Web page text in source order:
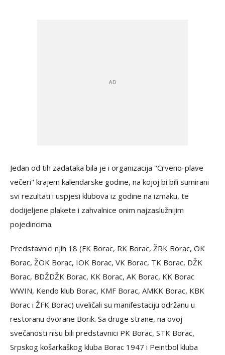
Jedan od tih zadataka bila je i organizacija "Crveno-plave
večeri" krajem kalendarske godine, na kojoj bi bili sumirani
svi rezultati i uspjesi klubova iz godine na izmaku, te
dodijeljene plakete i zahvalnice onim najzaslužnijim
pojedincima.
Predstavnici njih 18 (FK Borac, RK Borac, ŽRK Borac, OK
Borac, ŽOK Borac, IOK Borac, VK Borac, TK Borac, DŽK
Borac, BDŽDŽK Borac, KK Borac, AK Borac, KK Borac
WWIN, Kendo klub Borac, KMF Borac, AMKK Borac, KBK
Borac i ŽFK Borac) uveličali su manifestaciju održanu u
restoranu dvorane Borik. Sa druge strane, na ovoj
svečanosti nisu bili predstavnici PK Borac, STK Borac,
Srpskog košarkaškog kluba Borac 1947 i Peintbol kluba